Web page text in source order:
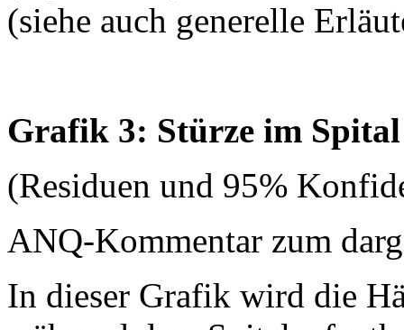
(siehe auch generelle
Grafik 3: Stürze im Spital
(Residuen und 95%
ANQ-Kommentar zum
In dieser Grafik wird die